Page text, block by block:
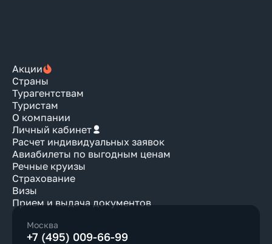
Акции
Страны
Турагентствам
Туристам
О компании
Личный кабинет
Расчет индивидуальных заявок
Авиабилеты по выгодным ценам
Речные круизы
Страхование
Визы
Прием и выдача документов
Москва
+7 (495) 009-66-99